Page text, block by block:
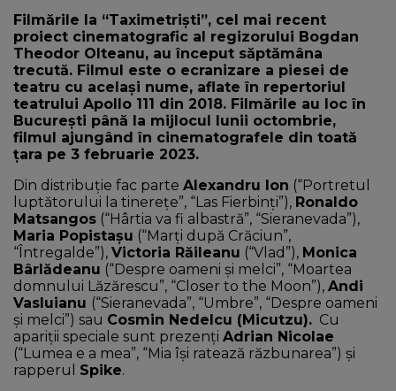
Filmările la “Taximetriști”, cel mai recent
proiect cinematografic al regizorului Bogdan
Theodor Olteanu, au început săptămâna
trecută. Filmul este o ecranizare a piesei de
teatru cu același nume, aflate în repertoriul
teatrului Apollo 111 din 2018. Filmările au loc în
București până la mijlocul lunii octombrie,
filmul ajungând în cinematografele din toată
ţara pe 3 februarie 2023.
Din distribuţie fac parte Alexandru Ion (“Portretul
luptătorului la tinereţe”, “Las Fierbinţi”), Ronaldo
Matsangos (“Hârtia va fi albastră”, “Sieranevada”),
Maria Popistașu (“Marţi după Crăciun”,
“Întregalde”), Victoria Răileanu (“Vlad”), Monica
Bârlădeanu (“Despre oameni și melci”, “Moartea
domnului Lăzărescu”, “Closer to the Moon”), Andi
Vasluianu (“Sieranevada”, “Umbre”, “Despre oameni
și melci”) sau Cosmin Nedelcu (Micutzu). Cu
apariţii speciale sunt prezenţi Adrian Nicolae
(“Lumea e a mea”, “Mia își ratează răzbunarea”) și
rapperul Spike.